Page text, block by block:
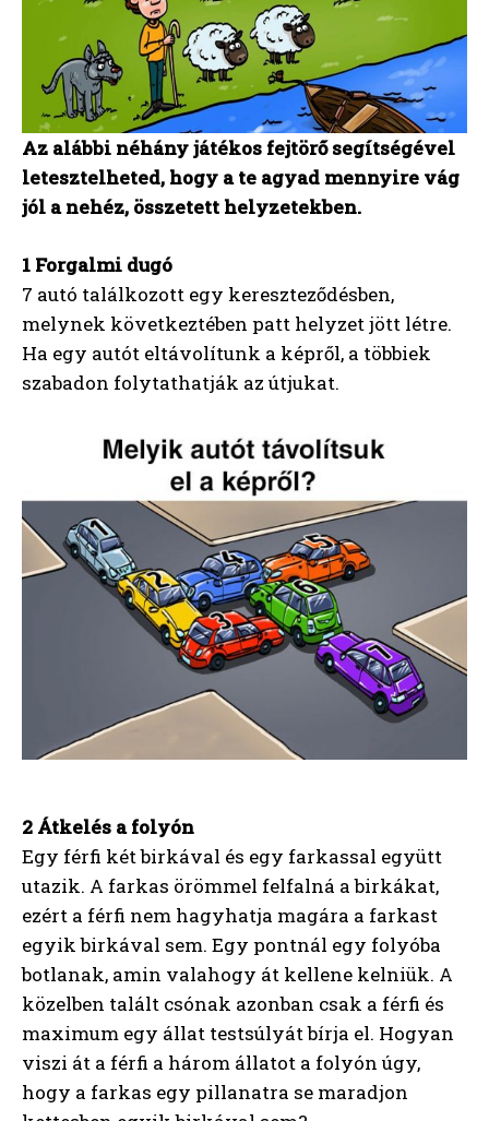
Az alábbi néhány játékos fejtörő segítségével
letesztelheted, hogy a te agyad mennyire vág
jól a nehéz, összetett helyzetekben.
1 Forgalmi dugó
7 autó találkozott egy kereszteződésben,
melynek következtében patt helyzet jött létre.
Ha egy autót eltávolítunk a képről, a többiek
szabadon folytathatják az útjukat.
2 Átkelés a folyón
Egy férfi két birkával és egy farkassal együtt
utazik. A farkas örömmel felfalná a birkákat,
ezért a férfi nem hagyhatja magára a farkast
egyik birkával sem. Egy pontnál egy folyóba
botlanak, amin valahogy át kellene kelniük. A
közelben talált csónak azonban csak a férfi és
maximum egy állat testsúlyát bírja el. Hogyan
viszi át a férfi a három állatot a folyón úgy,
hogy a farkas egy pillanatra se maradjon